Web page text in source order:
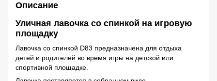
Описание
Уличная лавочка со спинкой на игровую
площадку
Лавочка со спинкой D83 предназначена для отдыха
детей и родителей во время игры на детской или
спортивной площадке.